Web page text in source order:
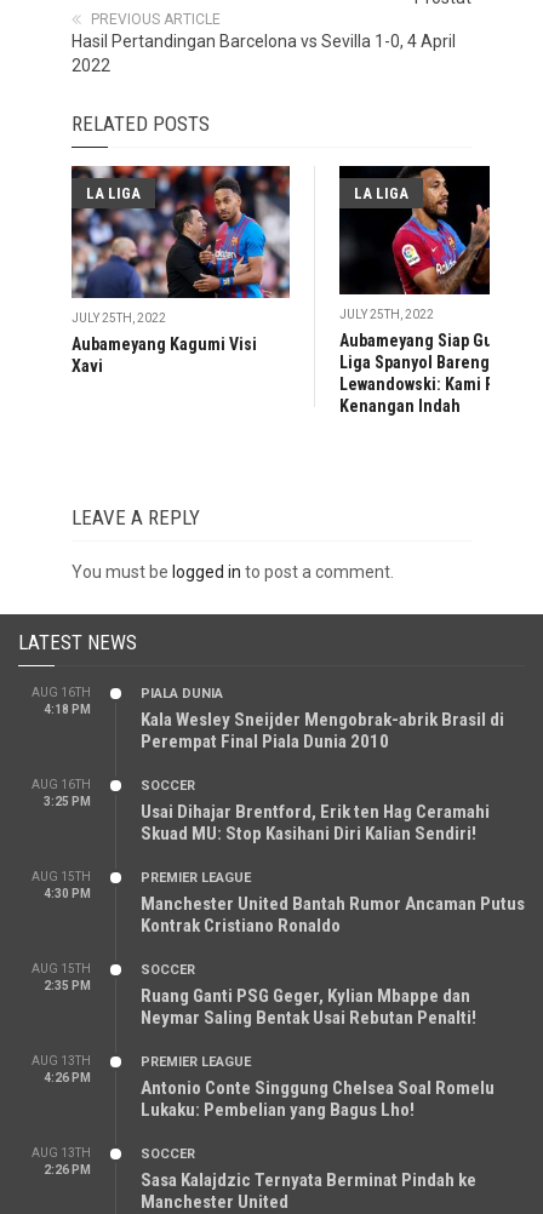
PREVIOUS ARTICLE
Hasil Pertandingan Barcelona vs Sevilla 1-0, 4 April
2022
RELATED POSTS
LA LIGA
JULY 25TH, 2022
Aubameyang Kagumi Visi
Xavi
LA LIGA
JULY 25TH, 2022
Aubameyang Siap Guncang
Liga Spanyol Bareng
Lewandowski: Kami Punya
Kenangan Indah
LEAVE A REPLY
You must be logged in to post a comment.
LATEST NEWS
AUG 16TH
4:18 PM
PIALA DUNIA
Kala Wesley Sneijder Mengobrak-abrik Brasil di
Perempat Final Piala Dunia 2010
AUG 16TH
3:25 PM
SOCCER
Usai Dihajar Brentford, Erik ten Hag Ceramahi
Skuad MU: Stop Kasihani Diri Kalian Sendiri!
AUG 15TH
4:30 PM
PREMIER LEAGUE
Manchester United Bantah Rumor Ancaman Putus
Kontrak Cristiano Ronaldo
AUG 15TH
2:35 PM
SOCCER
Ruang Ganti PSG Geger, Kylian Mbappe dan
Neymar Saling Bentak Usai Rebutan Penalti!
AUG 13TH
4:26 PM
PREMIER LEAGUE
Antonio Conte Singgung Chelsea Soal Romelu
Lukaku: Pembelian yang Bagus Lho!
AUG 13TH
2:26 PM
SOCCER
Sasa Kalajdzic Ternyata Berminat Pindah ke
Manchester United